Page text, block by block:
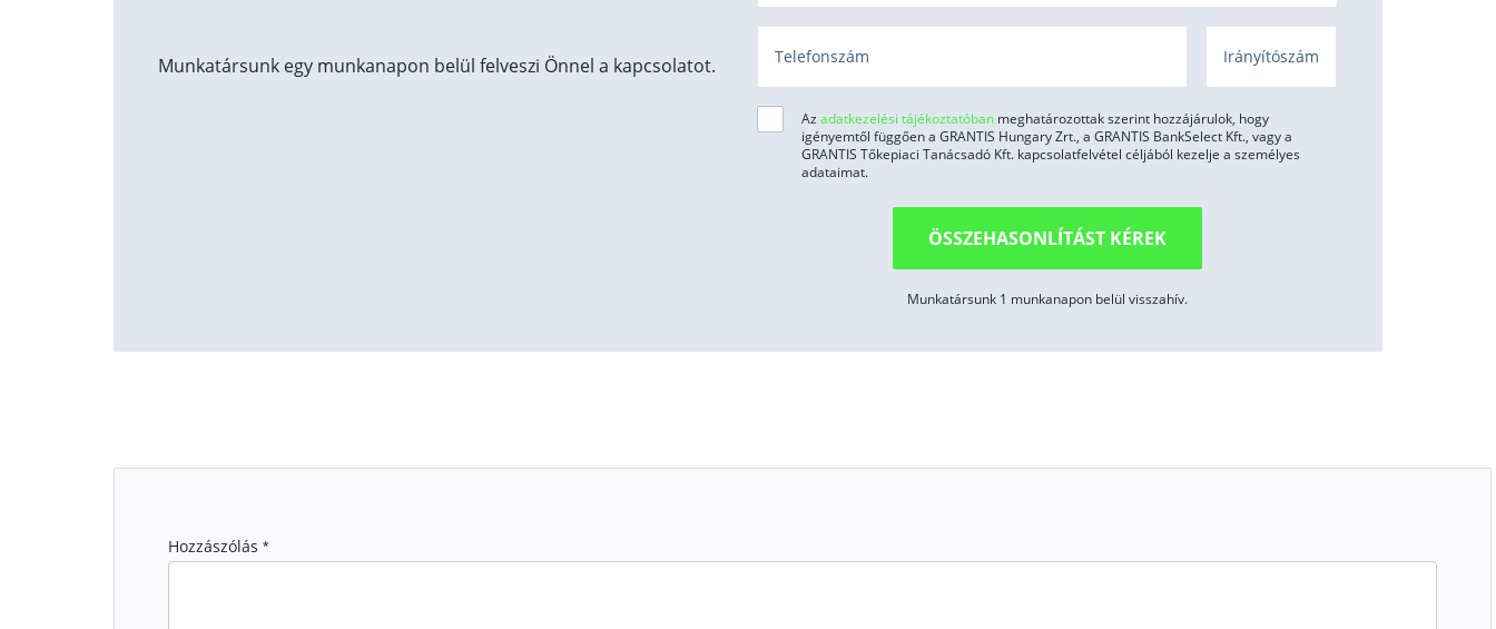
Munkatársunk egy munkanapon belül felveszi Önnel a kapcsolatot. Telefonszám Irányítószám
Az adatkezelési tájékoztatóbanmeghatározottak szerint hozzájárulok, hogy
igényemtől függően a GRANTIS Hungary Zrt., a GRANTIS BankSelect Kft., vagy a
GRANTIS Tőkepiaci Tanácsadó Kft. kapcsolatfelvétel céljából kezelje a személyes
adataimat.
ÖSSZEHASONLÍTÁST KÉREK
Munkatársunk 1 munkanapon belül visszahív.
Hozzászólás *